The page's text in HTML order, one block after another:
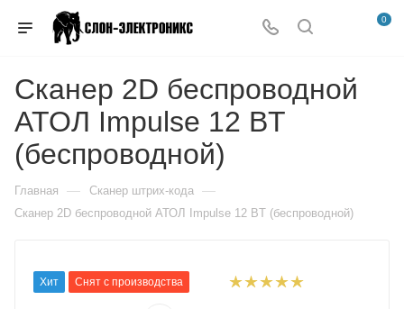
0
Сканер 2D беспроводной
АТОЛ Impulse 12 BT
(беспроводной)
Главная — Сканер штрих-кода —
Сканер 2D беспроводной АТОЛ Impulse 12 BT (беспроводной)
Хит Снят с производства